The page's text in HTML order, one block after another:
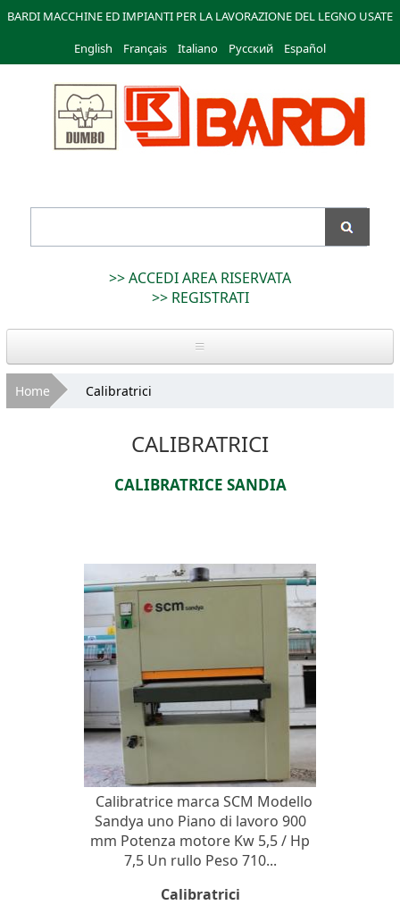
Salta al
principale
BARDI MACCHINE ED IMPIANTI PER LA LAVORAZIONE DEL LEGNO USATE
English
Français Italiano Русский Español
Macchine
>> ACCEDI AREA RISERVATA
>> REGISTRATI
Home
Macchine Legno Usate
Tu sei qui
Home Calibratrici
CALIBRATRICI
CALIBRATRICE SANDIA
Calibratrice marca SCM Modello
Sandya uno Piano di lavoro 900
mm Potenza motore Kw 5,5 / Hp
7,5 Un rullo Peso 710...
Calibratrici